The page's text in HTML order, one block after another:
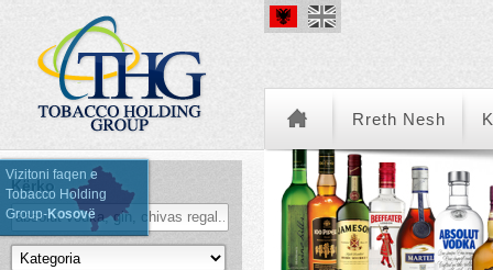
Vizitoni faqen e
Tobacco Holding
Group-Kosovë
Rreth Nesh
Kërko
Kategoria e Produkteve